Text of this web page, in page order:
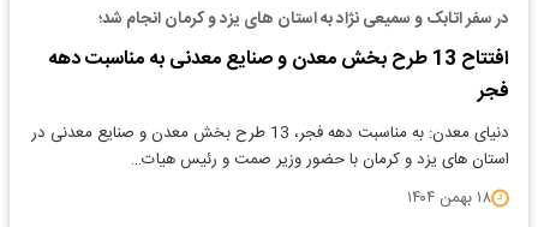
در سفر اتابک و سمیعی نژاد به استان های یزد و کرمان انجام شد؛
افتتاح 13 طرح بخش معدن و صنایع معدنی به مناسبت دهه
فجر
دنیای معدن: به مناسبت دهه فجر، 13 طرح بخش معدن و صنایع معدنی در
استان های یزد و کرمان با حضور وزیر صمت و رئیس هیات…
۱۸ بهمن ۱۴۰۴